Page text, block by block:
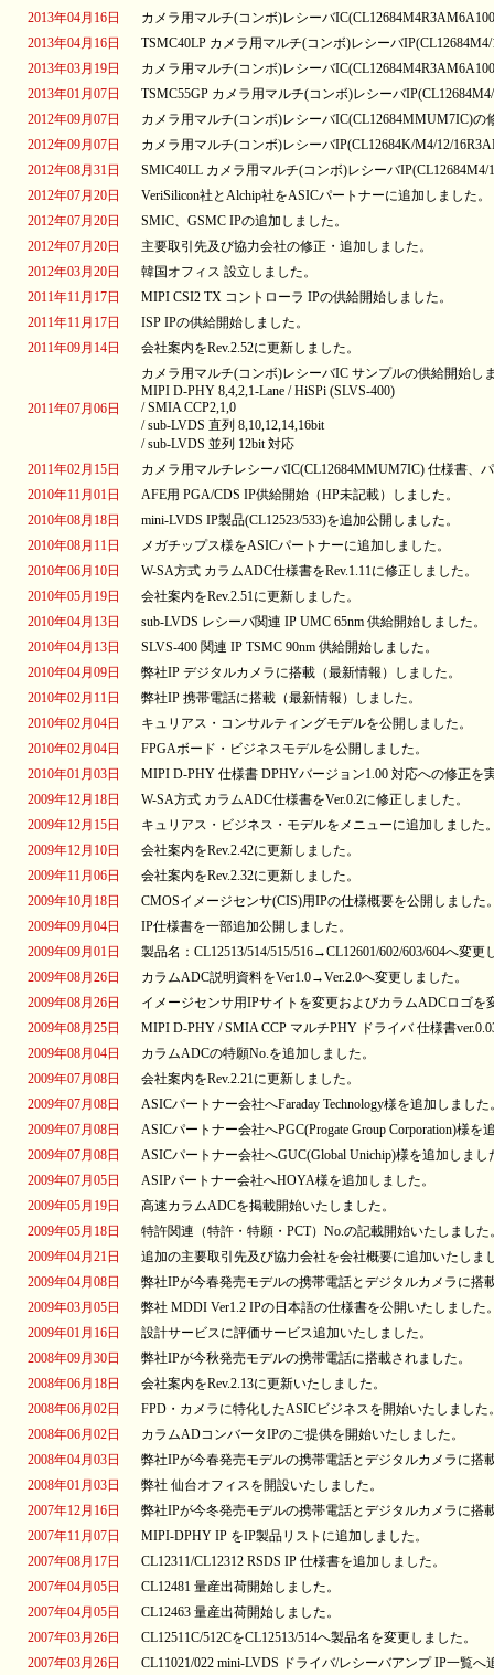
2013年04月16日
カメラ用マルチ(コンボ)レシーバ
2013年04月16日
TSMC40LP カメラ用マルチ(コンボ)レシーバ
2013年03月19日
カメラ用マルチ(コンボ)レシーバ
2013年01月07日
TSMC55GP カメラ用マルチ(コンボ)レシーバ
2012年09月07日
カメラ用マルチ(コンボ)レシーバIC(CL12684MMUM7IC)の
2012年09月07日
カメラ用マルチ(コンボ)レシーバIP(CL12684K/M4/12/
2012年08月31日
SMIC40LL カメラ用マルチ(コンボ)レシーバ
2012年07月20日
VeriSilicon社とAlchip社をASICパートナーに追加しました。
2012年07月20日
SMIC、GSMC IPの追加しました。
2012年07月20日
主要取引先及び協力会社の修正・追加しました。
2012年03月20日
韓国オフィス 設立しました。
2011年11月17日
MIPI CSI2 TX コントローラ IPの供給開始しました。
2011年11月17日
ISP IPの供給開始しました。
2011年09月14日
会社案内をRev.2.52に更新しました。
2011年07月06日
カメラ用マルチ(コンボ)レシーバIC サンプルの供給開始し
MIPI D-PHY 8,4,2,1-Lane / HiSPi (SLVS-400)
/ SMIA CCP2,1,0
/ sub-LVDS 直列 8,10,12,14,16bit
/ sub-LVDS 並列 12bit 対応
2011年02月15日
カメラ用マルチレシーバIC(CL12684MMUM7IC) 仕様書、
2010年11月01日
AFE用 PGA/CDS IP供給開始（HP未記載）しました。
2010年08月18日
mini-LVDS IP製品(CL12523/533)を追加公開しました。
2010年08月11日
メガチップス様をASICパートナーに追加しました。
2010年06月10日
W-SA方式 カラムADC仕様書をRev.1.11に修正しました。
2010年05月19日
会社案内をRev.2.51に更新しました。
2010年04月13日
sub-LVDS レシーバ関連 IP UMC 65nm 供給開始しました。
2010年04月13日
SLVS-400 関連 IP TSMC 90nm 供給開始しました。
2010年04月09日
弊社IP デジタルカメラに搭載（最新情報）しました。
2010年02月11日
弊社IP 携帯電話に搭載（最新情報）しました。
2010年02月04日
キュリアス・コンサルティングモデルを公開しました。
2010年02月04日
FPGAボード・ビジネスモデルを公開しました。
2010年01月03日
MIPI D-PHY 仕様書 DPHYバージョン1.00 対応への修正を
2009年12月18日
W-SA方式 カラムADC仕様書をVer.0.2に修正しました。
2009年12月15日
キュリアス・ビジネス・モデルをメニューに追加しました
2009年12月10日
会社案内をRev.2.42に更新しました。
2009年11月06日
会社案内をRev.2.32に更新しました。
2009年10月18日
CMOSイメージセンサ(CIS)用IPの仕様概要を公開しました
2009年09月04日
IP仕様書を一部追加公開しました。
2009年09月01日
製品名：CL12513/514/515/516→CL12601/602/603/604へ変更
2009年08月26日
カラムADC説明資料をVer1.0→Ver.2.0へ変更しました。
2009年08月26日
イメージセンサ用IPサイトを変更およびカラムADCロゴを
2009年08月25日
MIPI D-PHY / SMIA CCP マルチPHY ドライバ 仕様書
2009年08月04日
カラムADCの特願No.を追加しました。
2009年07月08日
会社案内をRev.2.21に更新しました。
2009年07月08日
ASICパートナー会社へFaraday Technology様を追加しました
2009年07月08日
ASICパートナー会社へPGC(Progate Group Corporation)様を
2009年07月08日
ASICパートナー会社へGUC(Global Unichip)様を追加しまし
2009年07月05日
ASIPパートナー会社へHOYA様を追加しました。
2009年05月19日
高速カラムADCを掲載開始いたしました。
2009年05月18日
特許関連（特許・特願・PCT）No.の記載開始いたしました
2009年04月21日
追加の主要取引先及び協力会社を会社概要に追加いたしま
2009年04月08日
弊社IPが今春発売モデルの携帯電話とデジタルカメラに搭
2009年03月05日
弊社 MDDI Ver1.2 IPの日本語の仕様書を公開いたしました
2009年01月16日
設計サービスに評価サービス追加いたしました。
2008年09月30日
弊社IPが今秋発売モデルの携帯電話に搭載されました。
2008年06月18日
会社案内をRev.2.13に更新いたしました。
2008年06月02日
FPD・カメラに特化したASICビジネスを開始いたしました
2008年06月02日
カラムADコンバータIPのご提供を開始いたしました。
2008年04月03日
弊社IPが今春発売モデルの携帯電話とデジタルカメラに搭
2008年01月03日
弊社 仙台オフィスを開設いたしました。
2007年12月16日
弊社IPが今冬発売モデルの携帯電話とデジタルカメラに搭
2007年11月07日
MIPI-DPHY IP をIP製品リストに追加しました。
2007年08月17日
CL12311/CL12312 RSDS IP 仕様書を追加しました。
2007年04月05日
CL12481 量産出荷開始しました。
2007年04月05日
CL12463 量産出荷開始しました。
2007年03月26日
CL12511C/512CをCL12513/514へ製品名を変更しました。
2007年03月26日
CL11021/022 mini-LVDS ドライバ/レシーバアンプ IP一覧へ